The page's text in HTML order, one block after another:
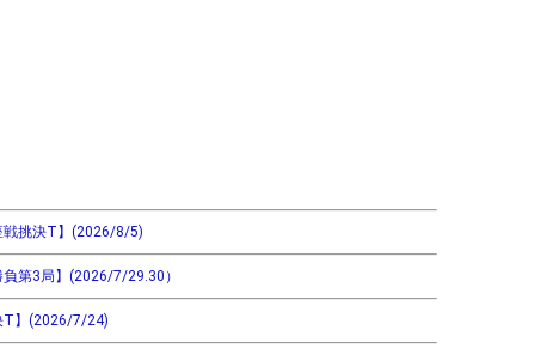
戦挑決T】(2026/8/5)
第3局】(2026/7/29.30）
T】(2026/7/24)